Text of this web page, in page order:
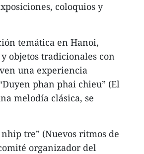
coloquios y
temática en Hanoi,
objetos tradicionales con
una experiencia
phan phai chieu” (El
melodía clásica, se
tre” (Nuevos ritmos de
organizador del